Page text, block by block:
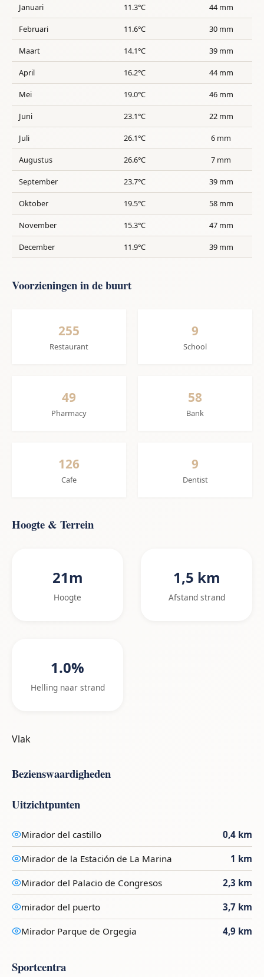
Januari 11.3°C 44 mm
Februari 11.6°C 30 mm
Maart 14.1°C 39 mm
April 16.2°C 44 mm
Mei 19.0°C 46 mm
Juni 23.1°C 22 mm
Juli 26.1°C 6 mm
Augustus 26.6°C 7 mm
September 23.7°C 39 mm
Oktober 19.5°C 58 mm
November 15.3°C 47 mm
December 11.9°C 39 mm
Voorzieningen in de buurt
255
Restaurant
9
School
49
Pharmacy
58
Bank
126
Cafe
9
Dentist
Hoogte & Terrein
21m
Hoogte
1,5 km
Afstand strand
1.0%
Helling naar strand
Vlak
Bezienswaardigheden
Uitzichtpunten
Mirador del castillo 0,4 km
Mirador de la Estación de La Marina 1 km
Mirador del Palacio de Congresos 2,3 km
mirador del puerto 3,7 km
Mirador Parque de Orgegia 4,9 km
Sportcentra